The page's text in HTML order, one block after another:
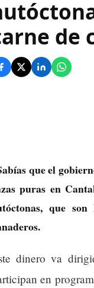
de
que el
puras en
que
dinero va
en